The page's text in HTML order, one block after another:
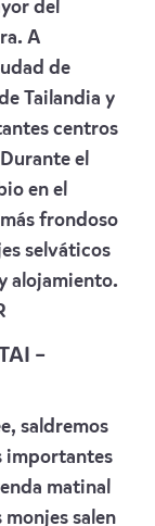
del
A
de
Tailandia y
centros
el
en el
frondoso
selváticos
alojamiento.
–
saldremos
importantes
matinal
monjes salen